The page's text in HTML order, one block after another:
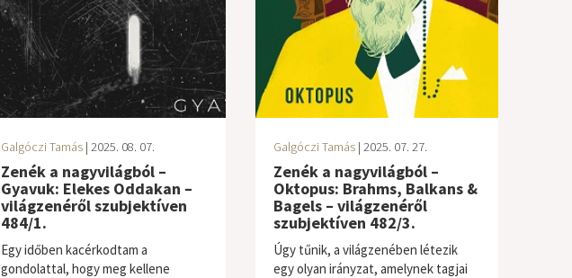
Galgóczi Tamás| 2025. 08. 07.
Zenék a nagyvilágból –
Gyavuk: Elekes Oddakan –
világzenéről szubjektíven
484/1.
Egy időben kacérkodtam a
gondolattal, hogy meg kellene
Galgóczi Tamás| 2025. 07. 27.
Zenék a nagyvilágból –
Oktopus: Brahms, Balkans &
Bagels – világzenéről
szubjektíven 482/3.
Úgy tűnik, a világzenében létezik
egy olyan irányzat, amelynek tagjai